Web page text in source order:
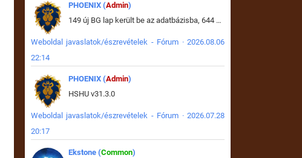
PHOENIX (Admin)
149 új BG lap került be az adatbázisba, 644 db meglévő BG lap módosult, bekerültek az új képek a megváltozott lapokhoz is.
Weboldal javaslatok/észrevételek - Fórum · 2026.08.06
22:14
PHOENIX (Admin)
HSHU v31.3.0
Weboldal javaslatok/észrevételek - Fórum · 2026.07.28
20:17
Ekstone (Common)